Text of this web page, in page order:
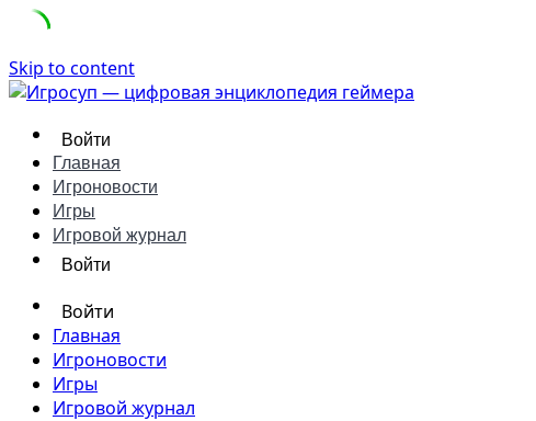
Skip to content
Войти
Главная
Игроновости
Игры
Игровой журнал
Войти
Войти
Главная
Игроновости
Игры
Игровой журнал